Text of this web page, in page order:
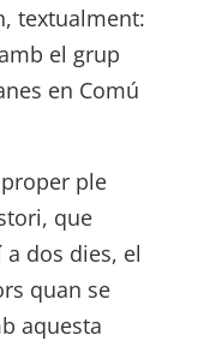
textualment:
el grup
en Comú
ple
que
dos dies, el
quan se
aquesta